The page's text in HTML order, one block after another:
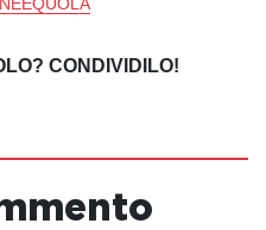
CONDIVIDILO!